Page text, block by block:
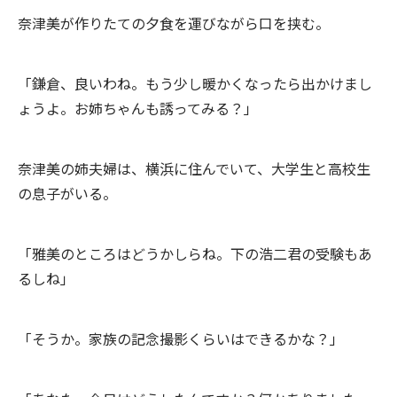
奈津美が作りたての夕食を運びながら口を挟む。
「鎌倉、良いわね。もう少し暖かくなったら出かけまし
ょうよ。お姉ちゃんも誘ってみる？」
奈津美の姉夫婦は、横浜に住んでいて、大学生と高校生
の息子がいる。
「雅美のところはどうかしらね。下の浩二君の受験もあ
るしね」
「そうか。家族の記念撮影くらいはできるかな？」